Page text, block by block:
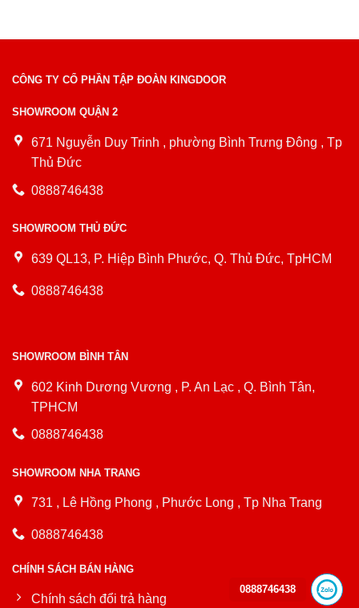
CÔNG TY CỔ PHẦN TẬP ĐOÀN KINGDOOR
SHOWROOM QUẬN 2
671 Nguyễn Duy Trinh , phường Bình Trưng Đông , Tp
Thủ Đức
0888746438
SHOWROOM THỦ ĐỨC
639 QL13, P. Hiệp Bình Phước, Q. Thủ Đức, TpHCM
0888746438
SHOWROOM BÌNH TÂN
602 Kinh Dương Vương , P. An Lạc , Q. Bình Tân,
TPHCM
0888746438
SHOWROOM NHA TRANG
731 , Lê Hồng Phong , Phước Long , Tp Nha Trang
0888746438
CHÍNH SÁCH BÁN HÀNG
Chính sách đổi trả hàng
0888746438